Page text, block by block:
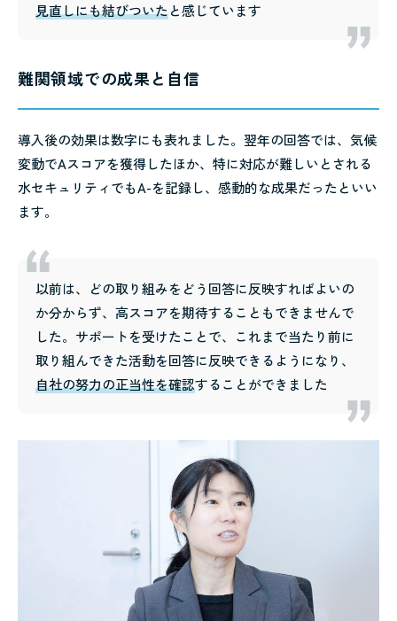
見直しにも結びついたと感じています
難関領域での成果と自信
導入後の効果は数字にも表れました。翌年の回答では、気候
変動でAスコアを獲得したほか、特に対応が難しいとされる
水セキュリティでもA-を記録し、感動的な成果だったといい
ます。
以前は、どの取り組みをどう回答に反映すればよいの
か分からず、高スコアを期待することもできませんで
した。サポートを受けたことで、これまで当たり前に
取り組んできた活動を回答に反映できるようになり、
自社の努力の正当性を確認することができました